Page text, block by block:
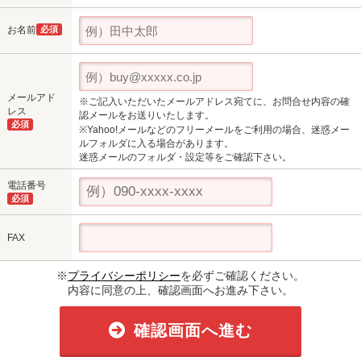
お名前 必須
メールアド
レス
必須
※ご記入いただいたメールアドレス宛てに、お問合せ内容の確
認メールをお送りいたします。
※Yahoo!メールなどのフリーメールをご利用の場合、迷惑メー
ルフォルダに入る場合があります。
迷惑メールのフォルダ・設定等をご確認下さい。
電話番号
必須
FAX
※プライバシーポリシーを必ずご確認ください。
内容に同意の上、確認画面へお進み下さい。
確認画面へ進む